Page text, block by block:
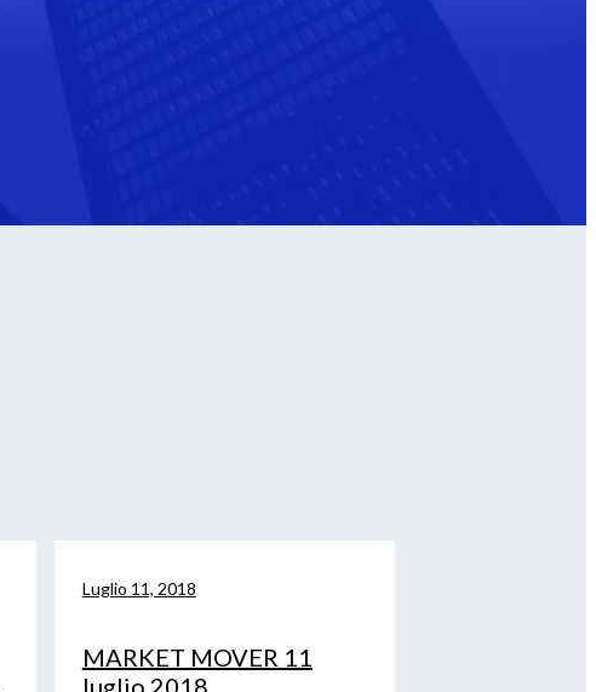
Luglio 11, 2018
MARKET MOVER 11
luglio 2018